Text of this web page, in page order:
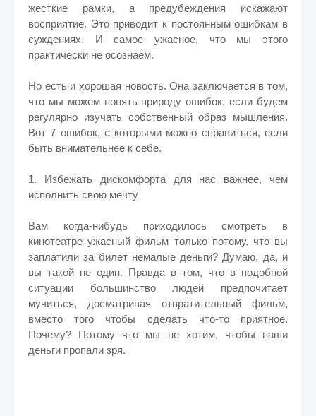
жесткие рамки, а предубеждения искажают
восприятие. Это приводит к постоянным ошибкам в
суждениях. И самое ужасное, что мы этого
практически не осознаём.
Но есть и хорошая новость. Она заключается в том,
что мы можем понять природу ошибок, если будем
регулярно изучать собственный образ мышления.
Вот 7 ошибок, с которыми можно справиться, если
быть внимательнее к себе.
1. Избежать дискомфорта для нас важнее, чем
исполнить свою мечту
Вам когда-нибудь приходилось смотреть в
кинотеатре ужасный фильм только потому, что вы
заплатили за билет немалые деньги? Думаю, да, и
вы такой не один. Правда в том, что в подобной
ситуации большинство людей предпочитает
мучиться, досматривая отвратительный фильм,
вместо того чтобы сделать что-то приятное.
Почему? Потому что мы не хотим, чтобы наши
деньги пропали зря.